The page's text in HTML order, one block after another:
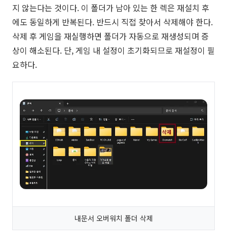
지 않는다는 것이다. 이 폴더가 남아 있는 한 렉은 재설치 후
에도 동일하게 반복된다. 반드시 직접 찾아서 삭제해야 한다.
삭제 후 게임을 재실행하면 폴더가 자동으로 재생성되며 증
상이 해소된다. 단, 게임 내 설정이 초기화되므로 재설정이 필
요하다.
내문서 오버워치 폴더 삭제